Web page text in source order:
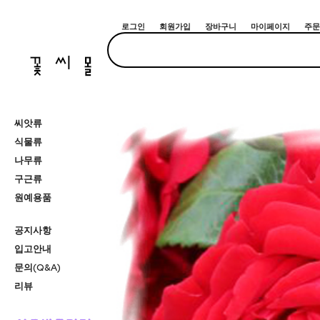
로그인 회원가입 장바구니 마이페이지 주
씨앗류
식물류
나무류
구근류
원예용품
공지사항
입고안내
문의(Q&A)
리뷰